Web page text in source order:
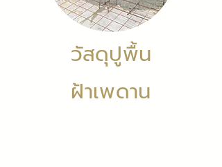
วัสดุปูพื้น
ฝ้าเพดาน